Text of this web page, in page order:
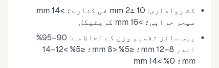
کٹ رواداری: 10 ±2 mm فی کنارے؛ >14 mm
میجر خرابی؛ >16 mm کریٹیکل
پیس سائز تقسیم وزن کے لحاظ سے: 90–95%
اندر 8–12 mm؛ ≤5% <8 mm؛ ≤5% >12–14
mm؛ 0% >14 mm